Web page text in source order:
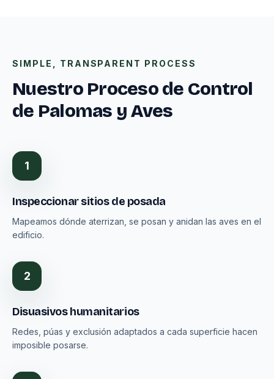
SIMPLE, TRANSPARENT PROCESS
Nuestro Proceso de Control
de Palomas y Aves
1
Inspeccionar sitios de posada
Mapeamos dónde aterrizan, se posan y anidan las aves en el
edificio.
2
Disuasivos humanitarios
Redes, púas y exclusión adaptados a cada superficie hacen
imposible posarse.